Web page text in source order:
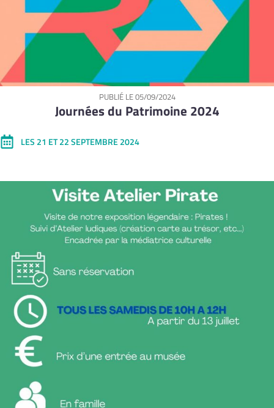
PUBLIÉ LE05/09/2024
Journées du Patrimoine 2024
LES 21 ET 22 SEPTEMBRE 2024